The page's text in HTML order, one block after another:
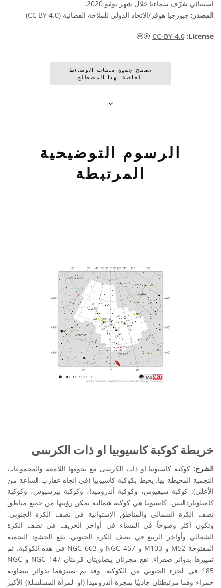
استثنائي شرّف سماءنا خلال شهر يوليو 2020.
المصدر: جيورجيا هوفر/الاتحاد الدولي للملاحة الفضائية (CC BY 4.0)
CC-BY-4.0 :License
تصفح جميع ملفات الوسائط
الخاصة بهذا المصطلح
الرسوم التوضيحية
المرتبطة
خريطة كوكبة كاسيوبيا او ذات الكرسى
الشرح: كوكبة كاسيوبيا او ذات الكرسى مع نجومها اللامعة والمجموعات
النجمية المحيطة بها. يحيط بكوكبة كاسيوبيا (في اتجاه عقارب الساعة من
الأعلى): كوكبة سيفيوس، وكوكبة أندروميدا، وكوكبة بيرسيوس، وكوكبة
كاميلوبارداليس. كاسيوبيا هي كوكبة شمالية يمكن رؤيتها من جميع مناطق
نصف الكرة الشمالي والمناطق الاستوائية في نصف الكرة الجنوبي.
وتكون أكثر وضوحاً في المساء في أواخر الخريف في نصف الكرة
الشمالي وأواخر الربيع في نصف الكرة الجنوبي. تقع الحشود النجمية
المفتوحة M52 و M103 و NGC 457 و NGC 663 في هذه الكوكبة. تم
تمييزها بدوائر صفراء. تقع مجرتان بيضاويتان قزمتان NGC 147 و NGC
185 في الجزء الجنوبي من الكوكبة. وقد تم تمييزهما بدوائر بيضاوية
حمراء وهما مرتبطتان جاذبيًا بمجرة أندروميدا (او المرأة المسلسلة) الأكبر